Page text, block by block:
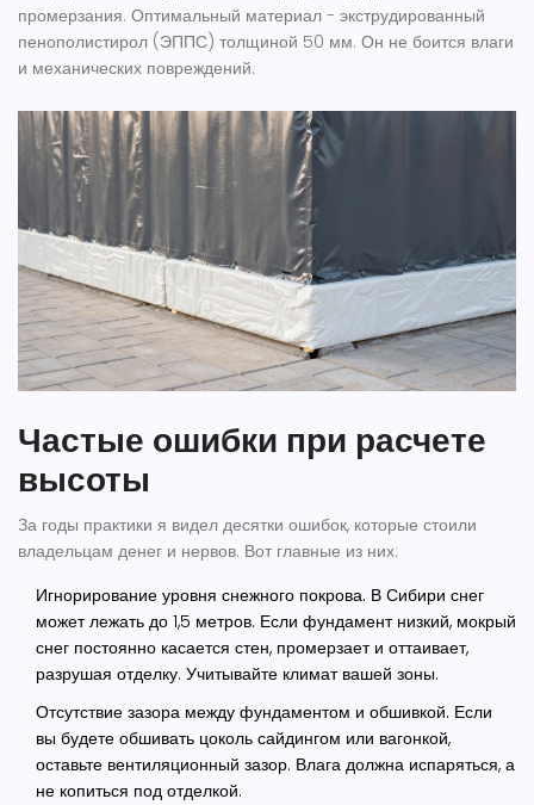
промерзания. Оптимальный материал - экструдированный
пенополистирол (ЭППС) толщиной 50 мм. Он не боится влаги
и механических повреждений.
Частые ошибки при расчете
высоты
За годы практики я видел десятки ошибок, которые стоили
владельцам денег и нервов. Вот главные из них:
Игнорирование уровня снежного покрова. В Сибири снег
может лежать до 1,5 метров. Если фундамент низкий, мокрый
снег постоянно касается стен, промерзает и оттаивает,
разрушая отделку. Учитывайте климат вашей зоны.
Отсутствие зазора между фундаментом и обшивкой. Если
вы будете обшивать цоколь сайдингом или вагонкой,
оставьте вентиляционный зазор. Влага должна испаряться, а
не копиться под отделкой.